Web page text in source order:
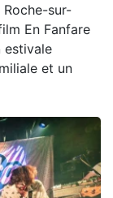
Roche-sur-
En Fanfare
estivale
et un